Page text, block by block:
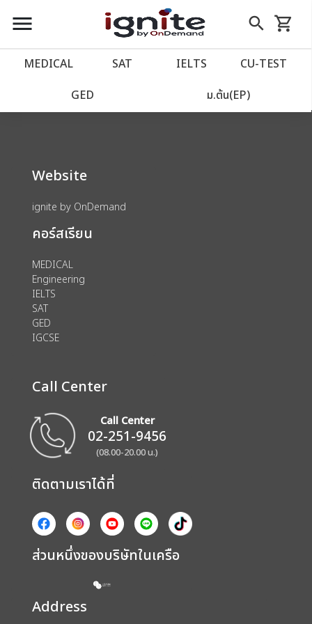
close
account_balance หน้าแรก
เว็บไซต์อิกไนท์
import_contacts วางแผนการเรียน
account_circle เข้าสู่ระบบ
assignment ลงทะเบียน
menu search
Skip
to
shopping_cart
รถเข็น
MEDICAL SAT IELTS CU‑TEST
GED ม.ต้น(EP)
We could not find anything for 80000179
Website
ignite by OnDemand
คอร์สเรียน
MEDICAL
Engineering
IELTS
SAT
GED
IGCSE
Call Center
Call Center
02-251-9456
(08.00-20.00 น.)
ติดตามเราได้ที่
ส่วนหนึ่งของบริษัทในเครือ
Address